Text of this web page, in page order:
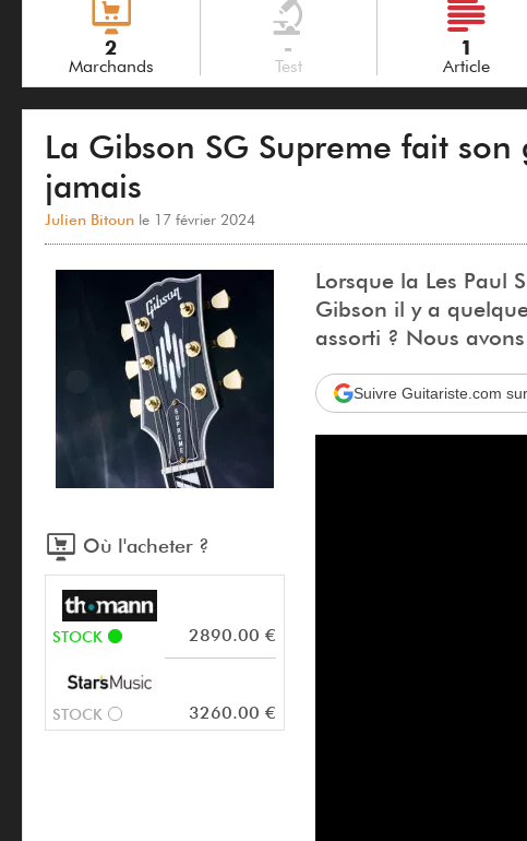
2
Marchands
-
Test
1
Article
La Gibson SG Supreme fait
jamais
Julien Bitounle 17 février 2024
Lorsque la Les Paul
Gibson il y a
assorti ? Nous
Suivre Guitariste.com
Où l'acheter ?
STOCK 2890.00 €
STOCK 3260.00 €